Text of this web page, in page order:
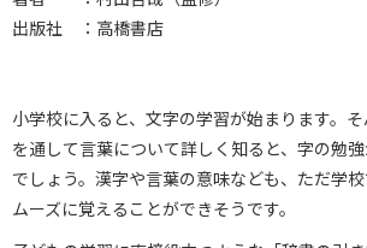
出版社 ：高橋書店
小学校に入ると、文字の学習が始まります。
を通して言葉について詳しく知ると、字の勉
でしょう。漢字や言葉の意味なども、ただ学
ムーズに覚えることができそうです。